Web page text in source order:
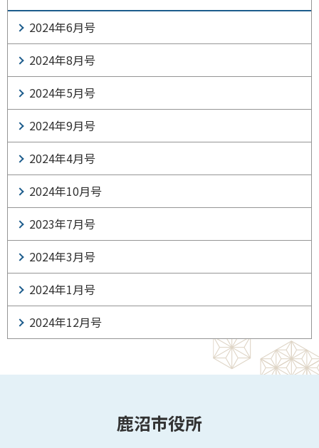
2024年6月号
2024年8月号
2024年5月号
2024年9月号
2024年4月号
2024年10月号
2023年7月号
2024年3月号
2024年1月号
2024年12月号
鹿沼市役所